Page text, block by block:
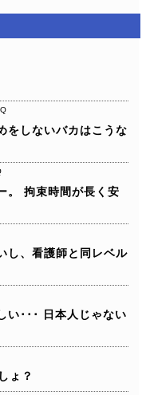
をしないバカはこうな
拘束時間が長く安
し、看護師と同レベル
い･･･
日本人じゃない
ょ？